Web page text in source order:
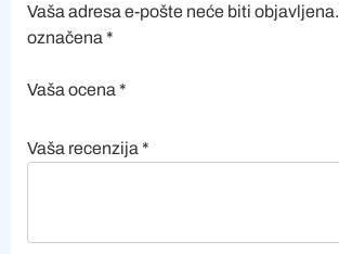
Vaša adresa e-pošte neće biti objavljena.
označena *
Vaša ocena *
Vaša recenzija *